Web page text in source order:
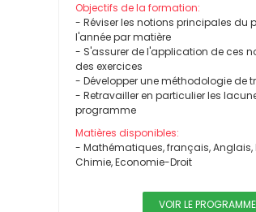
Objectifs de la formation:
- Réviser les notions principales du
l'année par matière
- S'assurer de l'application de ces
des exercices
- Développer une méthodologie de
- Retravailler en particulier les
programme
Matières disponibles:
- Mathématiques, français, Anglais,
Chimie, Economie-Droit
VOIR LE PROGRAMME